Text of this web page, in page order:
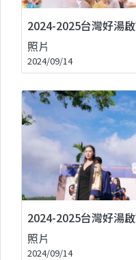
2024-2025台灣好湯
照片
2024/09/14
2024-2025台灣好湯
照片
2024/09/14